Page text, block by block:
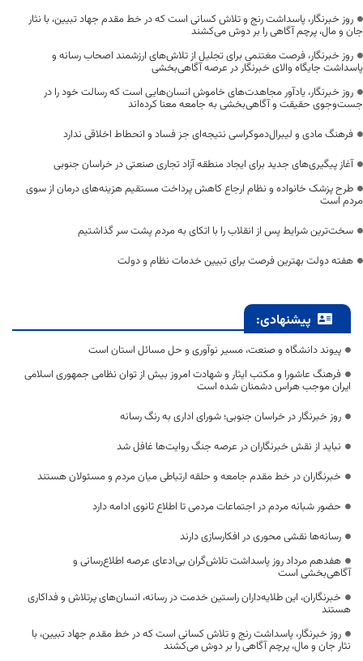
روز خبرنگار، پاسداشت رنج و تلاش کسانی است که در خط مقدم جهاد تبیین، با نثار
جان و مال، پرچم آگاهی را بر دوش می‌کشند
روز خبرنگار، فرصت مغتنمی برای تجلیل از تلاش‌های ارزشمند اصحاب رسانه و
پاسداشت جایگاه والای خبرنگار در عرصه آگاهی‌بخشی
روز خبرنگار، یادآور مجاهدت‌های خاموش انسان‌هایی است که رسالت خود را در
جست‌وجوی حقیقت و آگاهی‌بخشی به جامعه معنا کرده‌اند
فرهنگ مادی و لیبرال‌دموکراسی نتیجه‌ای جز فساد و انحطاط اخلاقی ندارد
آغاز پیگیری‌های جدید برای ایجاد منطقه آزاد تجاری صنعتی در خراسان جنوبی
طرح پزشک خانواده و نظام ارجاع کاهش پرداخت مستقیم هزینه‌های درمان از سوی
مردم است
سخت‌ترین شرایط پس از انقلاب را با اتکای به مردم پشت سر گذاشتیم
هفته دولت بهترین فرصت برای تبیین خدمات نظام و دولت
پیشنهادی:
پیوند دانشگاه و صنعت، مسیر نوآوری و حل مسائل استان است
فرهنگ عاشورا و مکتب ایثار و شهادت امروز بیش از توان نظامی جمهوری اسلامی
ایران موجب هراس دشمنان شده است
روز خبرنگار در خراسان جنوبی؛ شورای اداری به رنگ رسانه
نباید از نقش خبرنگاران در عرصه جنگ روایت‌ها غافل شد
خبرنگاران در خط مقدم جامعه و حلقه ارتباطی میان مردم و مسئولان هستند
حضور شبانه مردم در اجتماعات مردمی تا اطلاع ثانوی ادامه دارد
رسانه‌ها نقشی محوری در افکارسازی دارند
هفدهم مرداد روز پاسداشت تلاش‌گران بی‌ادعای عرصه اطلاع‌رسانی و
آگاهی‌بخشی است
خبرنگاران، این طلایه‌داران راستین خدمت در رسانه، انسان‌های پرتلاش و فداکاری
هستند
روز خبرنگار، پاسداشت رنج و تلاش کسانی است که در خط مقدم جهاد تبیین، با
نثار جان و مال، پرچم آگاهی را بر دوش می‌کشند